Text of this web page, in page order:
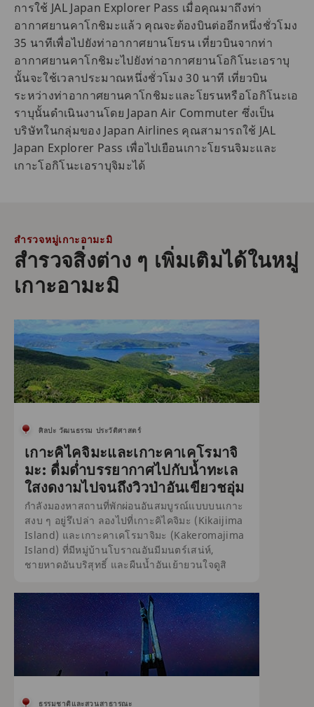
การใช้ JAL Japan Explorer Pass เมื่อคุณมาถึงท่า
อากาศยานคาโกชิมะแล้ว คุณจะต้องบินต่ออีกหนึ่งชั่วโมง
35 นาทีเพื่อไปยังท่าอากาศยานโยรน เที่ยวบินจากท่า
อากาศยานคาโกชิมะไปยังท่าอากาศยานโอกิโนะเอราบุ
นั้นจะใช้เวลาประมาณหนึ่งชั่วโมง 30 นาที เที่ยวบิน
ระหว่างท่าอากาศยานคาโกชิมะและโยรนหรือโอกิโนะเอ
ราบุนั้นดำเนินงานโดย Japan Air Commuter ซึ่งเป็น
บริษัทในกลุ่มของ Japan Airlines คุณสามารถใช้ JAL
Japan Explorer Pass เพื่อไปเยือนเกาะโยรนจิมะและ
เกาะโอกิโนะเอราบุจิมะได้
สำรวจหมู่เกาะอามะมิ
สำรวจสิ่งต่าง ๆ เพิ่มเติมได้ในหมู่
เกาะอามะมิ
ศิลปะ วัฒนธรรม ประวัติศาสตร์
เกาะคิไคจิมะและเกาะคาเคโรมาจิ
มะ: ดื่มด่ำบรรยากาศไปกับน้ำทะเล
ใสงดงามไปจนถึงวิวป่าอันเขียวชอุ่ม
กำลังมองหาสถานที่พักผ่อนอันสมบูรณ์แบบบนเกาะ
สงบ ๆ อยู่รึเปล่า ลองไปที่เกาะคิไคจิมะ (Kikaijima
Island) และเกาะคาเคโรมาจิมะ (Kakeromajima
Island) ที่มีหมู่บ้านโบราณอันมีมนตร์เสน่ห์,
ชายหาดอันบริสุทธิ์ และผืนน้ำอันเย้ายวนใจดูสิ
ธรรมชาติและสวนสาธารณะ